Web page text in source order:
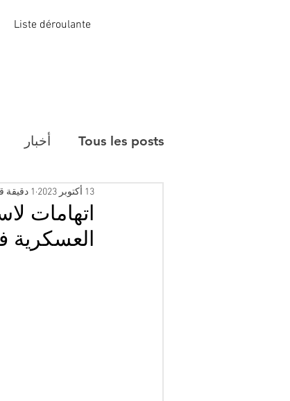
Liste déroulante
Tous les posts أخبار
اتهامات
العسكرية
13 أكتوبر 2023 1 دقيقة قراءة